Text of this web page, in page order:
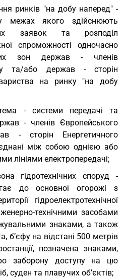
ринків "на добу наперед" -
межах якого здійснюють
заявок та розподіл
спроможності одночасно
зон держав - членів
та/або держав - сторін
на ринку "на добу
- системи передачі та
- членів Європейського
- сторін Енергетичного
між собою однією або
лініями електропередачі;
гідротехнічних споруд -
до основної огорожі з
гідроелектротехнічної
технічними засобами
знаками, а також
б’єфу на відстані 500 метрів
позначена знаками,
заборону доступу на цю
суден та плавучих об’єктів;